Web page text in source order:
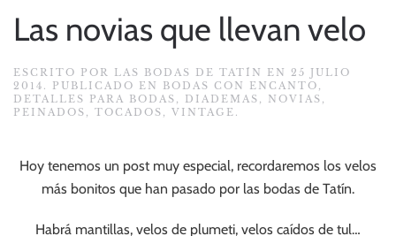
Las novias que llevan velo
ESCRITO POR LAS BODAS DE TATÍN EN 25 JULIO
2014 . PUBLICADO EN BODAS CON ENCANTO ,
DETALLES PARA BODAS , DIADEMAS , NOVIAS ,
PEINADOS , TOCADOS , VINTAGE .
Hoy tenemos un post muy especial, recordaremos los velos
más bonitos que han pasado por las bodas de Tatín.
Habrá mantillas, velos de plumeti, velos caídos de tul…